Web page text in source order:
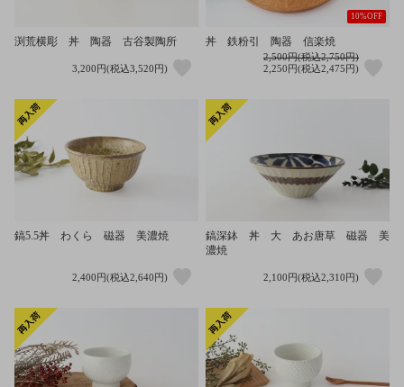
渕荒横彫 丼 陶器 古谷製陶所
3,200円(税込3,520円)
10%OFF
丼 鉄粉引 陶器 信楽焼
2,500円(税込2,750円)
2,250円(税込2,475円)
鎬5.5丼 わくら 磁器 美濃焼
2,400円(税込2,640円)
鎬深鉢 丼 大 あお唐草 磁器 美
濃焼
2,100円(税込2,310円)